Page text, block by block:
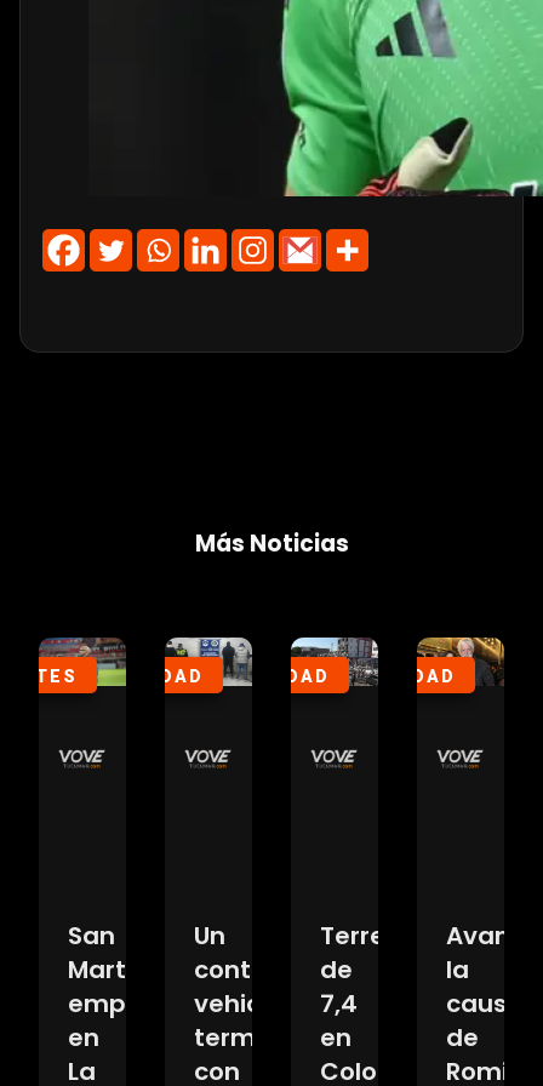
Más Noticias
San
Martín
empató
en
La
SOCIEDAD
Un
control
vehicular
terminó
con
SOCIEDAD
Terremoto
de
7,4
en
Colombia:
SOCIEDAD
Avanza
la
causa
de
Romina